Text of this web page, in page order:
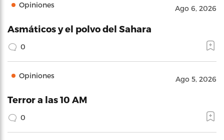
Opiniones Ago 6, 2026
Asmáticos y el polvo del Sahara
0
Opiniones Ago 5, 2026
Terror a las 10 AM
0